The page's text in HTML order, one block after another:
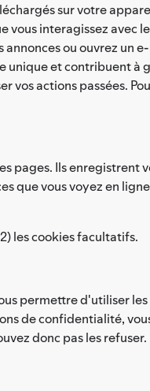
sur votre
vous interagissez avec
ou ouvrez un
unique et contribuent à
vos actions passées.
pages. Ils enregistrent
que vous voyez en
les cookies facultatifs.
permettre d'utiliser
de confidentialité,
donc pas les refuser.